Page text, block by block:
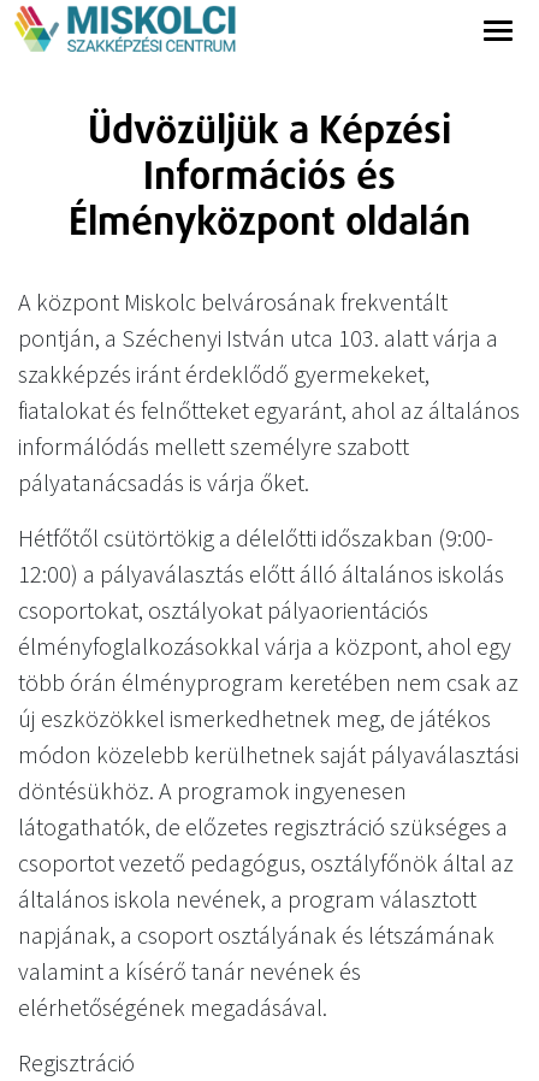
Üdvözüljük a Képzési
Információs és
Élményközpont oldalán
A központ Miskolc belvárosának frekventált
pontján, a Széchenyi István utca 103. alatt várja a
szakképzés iránt érdeklődő gyermekeket,
fiatalokat és felnőtteket egyaránt, ahol az általános
informálódás mellett személyre szabott
pályatanácsadás is várja őket.
Hétfőtől csütörtökig a délelőtti időszakban (9:00-
12:00) a pályaválasztás előtt álló általános iskolás
csoportokat, osztályokat pályaorientációs
élményfoglalkozásokkal várja a központ, ahol egy
több órán élményprogram keretében nem csak az
új eszközökkel ismerkedhetnek meg, de játékos
módon közelebb kerülhetnek saját pályaválasztási
döntésükhöz. A programok ingyenesen
látogathatók, de előzetes regisztráció szükséges a
csoportot vezető pedagógus, osztályfőnök által az
általános iskola nevének, a program választott
napjának, a csoport osztályának és létszámának
valamint a kísérő tanár nevének és
elérhetőségének megadásával.
Regisztráció